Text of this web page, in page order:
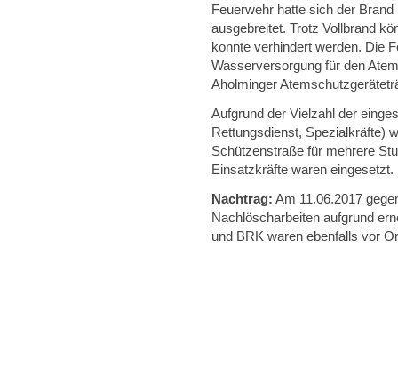
Feuerwehr hatte sich der
ausgebreitet. Trotz Vollbrand
konnte verhindert werden. Die
Wasserversorgung für den
Aholminger
Aufgrund der Vielzahl der
Rettungsdienst, Spezialkräfte)
Schützenstraße für mehrere
Einsatzkräfte waren eingesetzt.
Nachtrag: Am 11.06.2017
Nachlöscharbeiten aufgrund
und BRK waren ebenfalls vor